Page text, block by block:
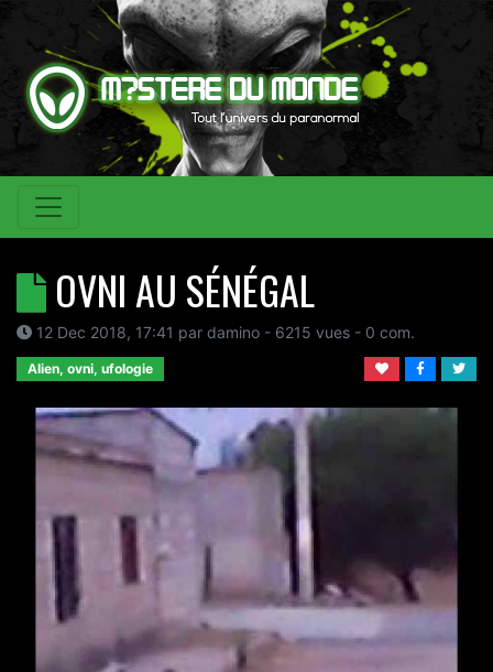
OVNI AU SÉNÉGAL
12 Dec 2018, 17:41 par damino - 6215 vues - 0 com.
Alien, ovni, ufologie